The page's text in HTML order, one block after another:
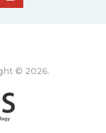
© 2026.